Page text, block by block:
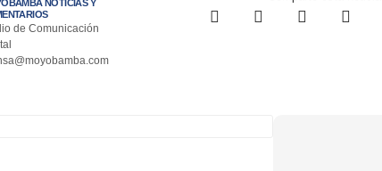
NOTICIAS Y
de Comunicación